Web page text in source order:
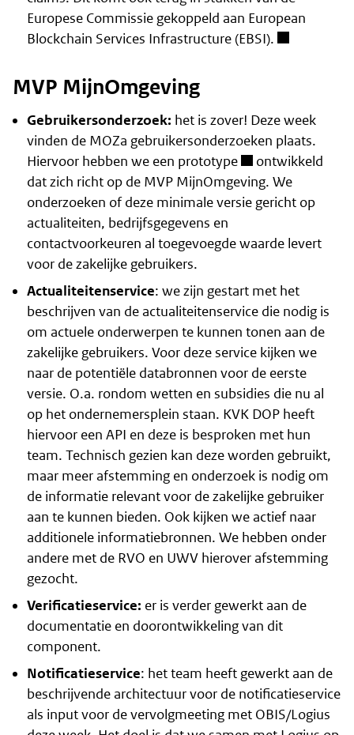
Europese Commissie gekoppeld aan European
Blockchain Services Infrastructure (EBSI).
MVP MijnOmgeving
Gebruikersonderzoek: het is zover! Deze week
vinden de MOZa gebruikersonderzoeken plaats.
Hiervoor hebben we een prototype
ontwikkeld
dat zich richt op de MVP MijnOmgeving. We
onderzoeken of deze minimale versie gericht op
actualiteiten, bedrijfsgegevens en
contactvoorkeuren al toegevoegde waarde levert
voor de zakelijke gebruikers.
Actualiteitenservice: we zijn gestart met het
beschrijven van de actualiteitenservice die nodig is
om actuele onderwerpen te kunnen tonen aan de
zakelijke gebruikers. Voor deze service kijken we
naar de potentiële databronnen voor de eerste
versie. O.a. rondom wetten en subsidies die nu al
op het ondernemersplein staan. KVK DOP heeft
hiervoor een API en deze is besproken met hun
team. Technisch gezien kan deze worden gebruikt,
maar meer afstemming en onderzoek is nodig om
de informatie relevant voor de zakelijke gebruiker
aan te kunnen bieden. Ook kijken we actief naar
additionele informatiebronnen. We hebben onder
andere met de RVO en UWV hierover afstemming
gezocht.
Verificatieservice: er is verder gewerkt aan de
documentatie en doorontwikkeling van dit
component.
Notificatieservice: het team heeft gewerkt aan de
beschrijvende architectuur voor de notificatieservice
als input voor de vervolgmeeting met OBIS/Logius